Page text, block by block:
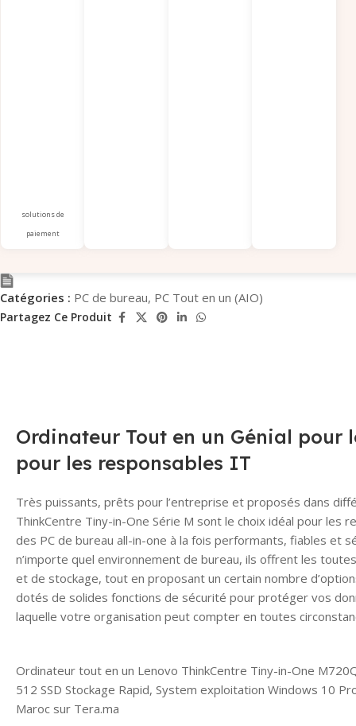
solutions de
paiement
Catégories : PC de bureau, PC Tout en un (AIO)
Partagez Ce Produit
Ordinateur Tout en un Génial pour
pour les responsables IT
Très puissants, prêts pour l’entreprise et proposés dans
ThinkCentre Tiny-in-One Série M sont le choix idéal pour
des PC de bureau all-in-one à la fois performants, fiables et
n’importe quel environnement de bureau, ils offrent les
et de stockage, tout en proposant un certain nombre
dotés de solides fonctions de sécurité pour protéger vos
laquelle votre organisation peut compter en toutes
Ordinateur tout en un Lenovo ThinkCentre Tiny-in-One
512 SSD Stockage Rapid, System exploitation Windows 10
Maroc sur Tera.ma